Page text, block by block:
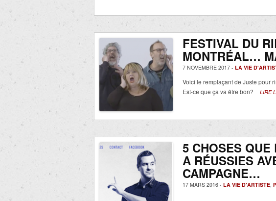
FESTIVAL DU
MONTRÉAL…
7 NOVEMBRE 2017 - LA VIE
Voici le remplaçant de Juste pour
Est-ce que ça va être bon?
LIRE
5 CHOSES QUE
A RÉUSSIES
CAMPAGNE…
17 MARS 2016 - LA VIE D'ARTISTE,